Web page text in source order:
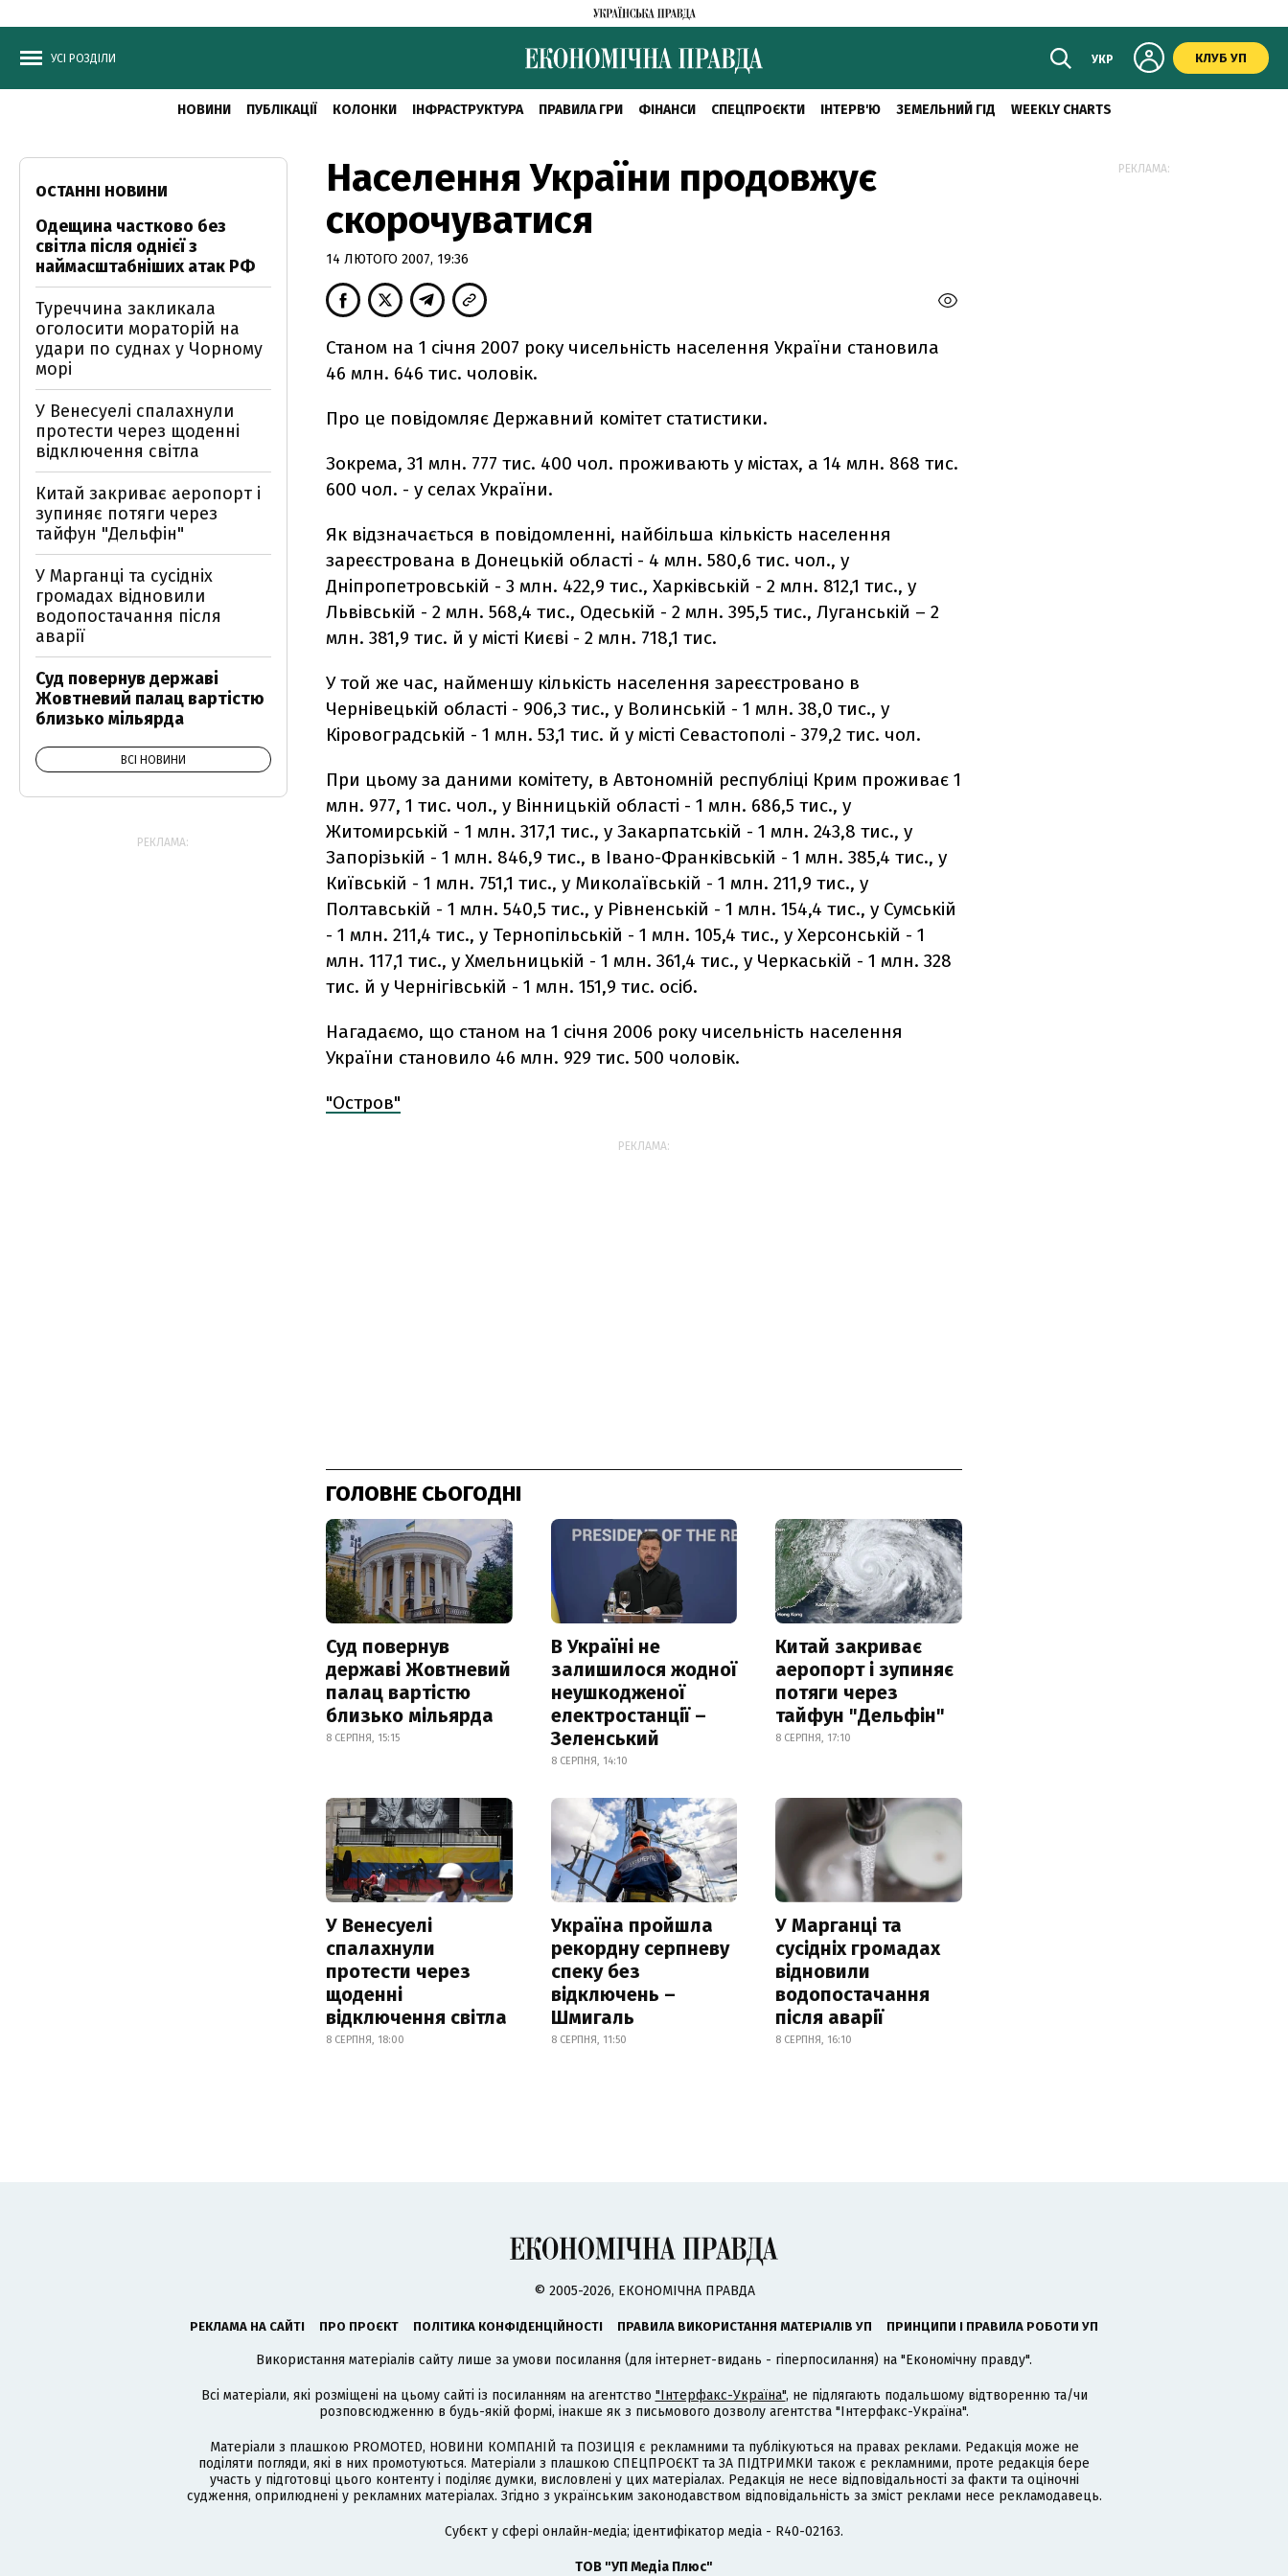
УСІ РОЗДІЛИ УКР КЛУБ УП
НОВИНИ ПУБЛІКАЦІЇ КОЛОНКИ ІНФРАСТРУКТУРА ПРАВИЛА ГРИ ФІНАНСИ СПЕЦПРОЄКТИ ІНТЕРВ'Ю ЗЕМЕЛЬНИЙ ГІД WEEKLY CHARTS
Населення України продовжує
скорочуватися
14 ЛЮТОГО 2007, 19:36
Станом на 1 січня 2007 року чисельність населення України становила
46 млн. 646 тис. чоловік.
Про це повідомляє Державний комітет статистики.
Зокрема, 31 млн. 777 тис. 400 чол. проживають у містах, а 14 млн. 868 тис.
600 чол. - у селах України.
Як відзначається в повідомленні, найбільша кількість населення
зареєстрована в Донецькій області - 4 млн. 580,6 тис. чол., у
Дніпропетровській - 3 млн. 422,9 тис., Харківській - 2 млн. 812,1 тис., у
Львівській - 2 млн. 568,4 тис., Одеській - 2 млн. 395,5 тис., Луганській – 2
млн. 381,9 тис. й у місті Києві - 2 млн. 718,1 тис.
У той же час, найменшу кількість населення зареєстровано в
Чернівецькій області - 906,3 тис., у Волинській - 1 млн. 38,0 тис., у
Кіровоградській - 1 млн. 53,1 тис. й у місті Севастополі - 379,2 тис. чол.
При цьому за даними комітету, в Автономній республіці Крим проживає 1
млн. 977, 1 тис. чол., у Вінницькій області - 1 млн. 686,5 тис., у
Житомирській - 1 млн. 317,1 тис., у Закарпатській - 1 млн. 243,8 тис., у
Запорізькій - 1 млн. 846,9 тис., в Івано-Франківській - 1 млн. 385,4 тис., у
Київській - 1 млн. 751,1 тис., у Миколаївській - 1 млн. 211,9 тис., у
Полтавській - 1 млн. 540,5 тис., у Рівненській - 1 млн. 154,4 тис., у Сумській
- 1 млн. 211,4 тис., у Тернопільській - 1 млн. 105,4 тис., у Херсонській - 1
млн. 117,1 тис., у Хмельницькій - 1 млн. 361,4 тис., у Черкаській - 1 млн. 328
тис. й у Чернігівській - 1 млн. 151,9 тис. осіб.
Нагадаємо, що станом на 1 січня 2006 року чисельність населення
України становило 46 млн. 929 тис. 500 чоловік.
"Остров"
РЕКЛАМА:
ГОЛОВНЕ СЬОГОДНІ
Суд повернув
державі Жовтневий
палац вартістю
близько мільярда
8 СЕРПНЯ, 15:15
В Україні не
залишилося жодної
неушкодженої
електростанції –
Зеленський
8 СЕРПНЯ, 14:10
Китай закриває
аеропорт і зупиняє
потяги через
тайфун "Дельфін"
8 СЕРПНЯ, 17:10
У Венесуелі
спалахнули
протести через
щоденні
відключення світла
8 СЕРПНЯ, 18:00
Україна пройшла
рекордну серпневу
спеку без
відключень –
Шмигаль
8 СЕРПНЯ, 11:50
У Марганці та
сусідніх громадах
відновили
водопостачання
після аварії
8 СЕРПНЯ, 16:10
ОСТАННІ НОВИНИ
Одещина частково без
світла після однієї з
наймасштабніших атак РФ
Туреччина закликала
оголосити мораторій на
удари по суднах у Чорному
морі
У Венесуелі спалахнули
протести через щоденні
відключення світла
Китай закриває аеропорт і
зупиняє потяги через
тайфун "Дельфін"
У Марганці та сусідніх
громадах відновили
водопостачання після
аварії
Суд повернув державі
Жовтневий палац вартістю
близько мільярда
ВСІ НОВИНИ
РЕКЛАМА:
РЕКЛАМА:
© 2005-2026, ЕКОНОМІЧНА ПРАВДА
РЕКЛАМА НА САЙТІ ПРО ПРОЄКТ ПОЛІТИКА КОНФІДЕНЦІЙНОСТІ ПРАВИЛА ВИКОРИСТАННЯ МАТЕРІАЛІВ УП ПРИНЦИПИ І ПРАВИЛА РОБОТИ УП
Використання матеріалів сайту лише за умови посилання (для інтернет-видань - гіперпосилання) на "Економічну правду".
Всі матеріали, які розміщені на цьому сайті із посиланням на агентство "Інтерфакс-Україна", не підлягають подальшому відтворенню та/чи
розповсюдженню в будь-якій формі, інакше як з письмового дозволу агентства "Інтерфакс-Україна".
Матеріали з плашкою PROMOTED, НОВИНИ КОМПАНІЙ та ПОЗИЦІЯ є рекламними та публікуються на правах реклами. Редакція може не
поділяти погляди, які в них промотуються. Матеріали з плашкою СПЕЦПРОЄКТ та ЗА ПІДТРИМКИ також є рекламними, проте редакція бере
участь у підготовці цього контенту і поділяє думки, висловлені у цих матеріалах. Редакція не несе відповідальності за факти та оціночні
судження, оприлюднені у рекламних матеріалах. Згідно з українським законодавством відповідальність за зміст реклами несе рекламодавець.
Cубєкт у сфері онлайн-медіа; ідентифікатор медіа - R40-02163.
ТОВ "УП Медіа Плюс"